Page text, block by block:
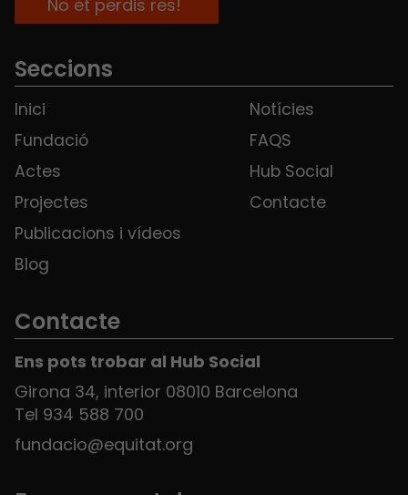
Seccions
Inici
Fundació
Actes
Projectes
Publicacions i vídeos
Blog
Notícies
FAQS
Hub Social
Contacte
Contacte
Ens pots trobar al Hub Social
Girona 34, interior 08010 Barcelona
Tel 934 588 700
fundacio@equitat.org